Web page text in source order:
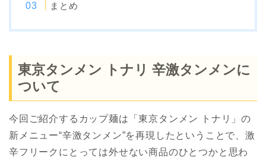
まとめ
東京タンメン トナリ 辛激タンメンに
ついて
今回ご紹介するカップ麺は「東京タンメン トナリ」の
新メニュー“辛激タンメン”を再現したということで、激
辛フリークにとっては外せない商品のひとつかと思わ